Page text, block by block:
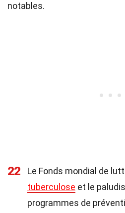
notables.
22
Le Fonds mondial de
tuberculose et le
programmes de